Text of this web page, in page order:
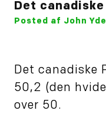
Det
Posted af John
Det canadiske
50,2 (den
over 50.